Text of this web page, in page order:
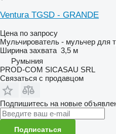
Ventura TGSD - GRANDE
Цена по запросу
Мульчирователь - мульчер для
Ширина захвата 3,5 м
Румыния
PROD-COM SICASAU SRL
Связаться с продавцом
Подпишитесь на новые
Подписаться